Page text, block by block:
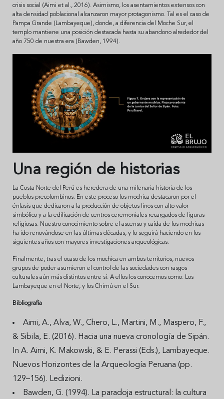
crisis social (Aimi et al., 2016). Asimismo, los asentamientos extensos con
alta densidad poblacional alcanzaron mayor protagonismo. Tal es el caso de
Pampa Grande (Lambayeque), donde, a diferencia del Moche Sur, el
templo mantiene una posición destacada hasta su abandono alrededor del
año 750 de nuestra era (Bawden, 1994).
Una región de historias
La Costa Norte del Perú es heredera de una milenaria historia de los
pueblos precolombinos. En este proceso los mochica destacaron por el
énfasis que dedicaron a la producción de objetos finos con alto valor
simbólico y a la edificación de centros ceremoniales recargados de figuras
religiosas. Nuestro conocimiento sobre el ascenso y caída de los mochicas
ha ido renovándose en las últimas décadas, y lo seguirá haciendo en los
siguientes años con mayores investigaciones arqueológicas.
Finalmente, tras el ocaso de los mochica en ambos territorios, nuevos
grupos de poder asumieron el control de las sociedades con rasgos
culturales aún más distintos entre sí. A ellos los conocemos como: Los
Lambayeque en el Norte, y los Chimú en el Sur.
Bibliografía
Aimi, A., Alva, W., Chero, L., Martini, M., Maspero, F.,
& Sibila, E. (2016). Hacia una nueva cronología de Sipán.
In A. Aimi, K. Makowski, & E. Perassi (Eds.), Lambayeque.
Nuevos Horizontes de la Arqueología Peruana (pp.
129–156). Ledizioni.
Bawden, G. (1994). La paradoja estructural: la cultura